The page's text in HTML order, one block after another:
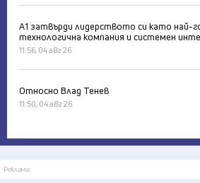
А1 затвърди лидерството си като най-
технологична компания и системен
11:56, 04 авг 26
Относно Влад Тенев
11:50, 04 авг 26
Реклама